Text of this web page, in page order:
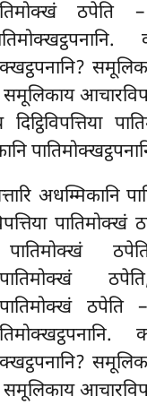
पातिमोक्खं
अधम्मिकानि
पातिमोक्खं
पातिमोक्खं
पातिमोक्खं
ठपेति